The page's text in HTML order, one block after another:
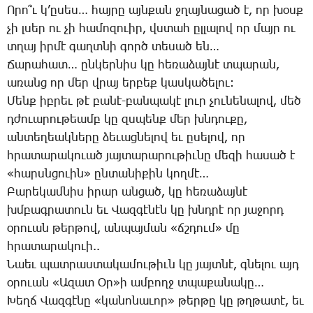
Ո­րո՞ւ կ’ը­սես… հայ­րը այն­քան ջղայ­նա­ցած է, որ խօսք
չի լսեր ու չի հա­մո­զո­ւիր, վստահ ըլ­լա­լով որ մայր ու
տղայ իր­մէ գաղտ­նի գործ տե­սած են…
Ճա­րա­հատ… ըն­կեր­նիս կը հե­ռա­ձայ­նէ տպա­րան,
ա­ռանց որ մեր վրայ եր­բեք կաս­կա­ծե­լու:
Մենք իբ­րեւ թէ բա­նէ-բան­պա­կէ լուր չու­նե­նա­լով, մեծ
դժո­ւա­րու­թեամբ կը զսպենք մեր խնդու­քը,
ան­տե­ղեակ­նե­րը ձե­ւաց­նե­լով եւ ը­սե­լով, որ
հրա­տա­րա­կո­ւած յայ­տա­րա­րու­թիւ­նը մե­զի հա­սած է
«հարսնցո­ւին» ըն­տա­նի­քին կող­մէ…
­Բա­րե­կամ­նիս ի­րար ան­ցած, կը հե­ռա­ձայ­նէ
խմբագ­րա­տուն եւ ­Վազ­գէ­նէն կը խնդրէ որ յա­ջորդ
օ­րո­ւան թեր­թով, ան­պայ­ման «ճշդում» մը
հրա­տա­րա­կո­ւի..
Նաեւ պատ­րաս­տա­կա­մու­թիւն կը յայտ­նէ, գնե­լու այդ
օ­րո­ւան «Ա­զատ Օր»ի ամ­բողջ տպա­քա­նա­կը…
­Խեղճ ­Վազ­գէ­նը «կա­նո­նա­ւոր» թեր­թը կը թղթա­տէ, եւ